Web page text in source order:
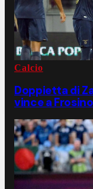
Calcio
Doppietta di
vince a